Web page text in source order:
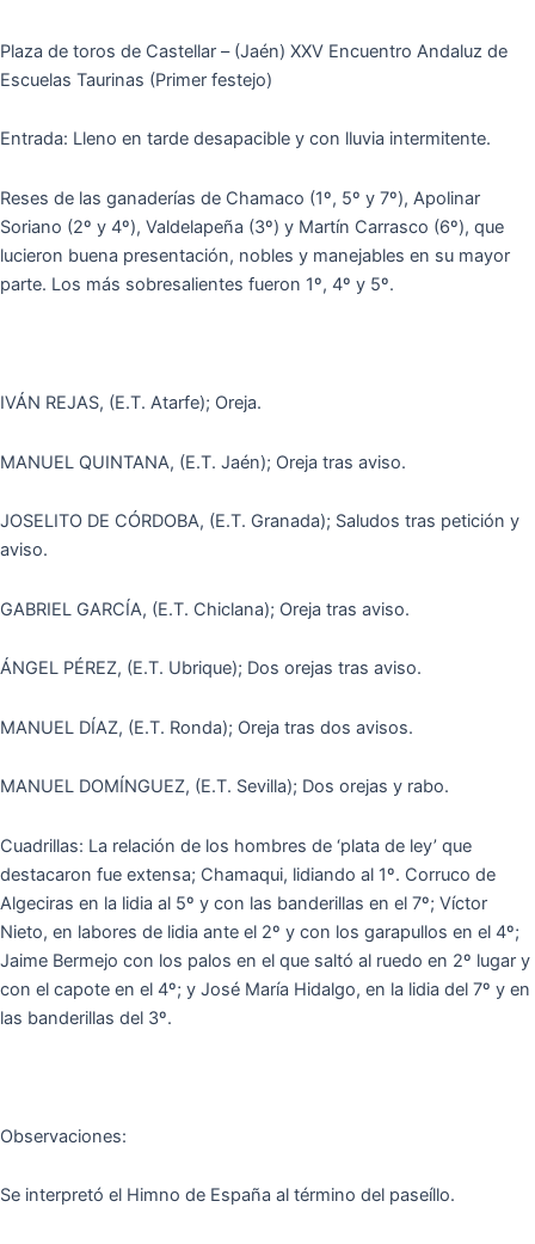
Plaza de toros de Castellar – (Jaén) XXV Encuentro Andaluz de
Escuelas Taurinas (Primer festejo)
Entrada: Lleno en tarde desapacible y con lluvia intermitente.
Reses de las ganaderías de Chamaco (1º, 5º y 7º), Apolinar
Soriano (2º y 4º), Valdelapeña (3º) y Martín Carrasco (6º), que
lucieron buena presentación, nobles y manejables en su mayor
parte. Los más sobresalientes fueron 1º, 4º y 5º.
IVÁN REJAS, (E.T. Atarfe); Oreja.
MANUEL QUINTANA, (E.T. Jaén); Oreja tras aviso.
JOSELITO DE CÓRDOBA, (E.T. Granada); Saludos tras petición y
aviso.
GABRIEL GARCÍA, (E.T. Chiclana); Oreja tras aviso.
ÁNGEL PÉREZ, (E.T. Ubrique); Dos orejas tras aviso.
MANUEL DÍAZ, (E.T. Ronda); Oreja tras dos avisos.
MANUEL DOMÍNGUEZ, (E.T. Sevilla); Dos orejas y rabo.
Cuadrillas: La relación de los hombres de ‘plata de ley’ que
destacaron fue extensa; Chamaqui, lidiando al 1º. Corruco de
Algeciras en la lidia al 5º y con las banderillas en el 7º; Víctor
Nieto, en labores de lidia ante el 2º y con los garapullos en el 4º;
Jaime Bermejo con los palos en el que saltó al ruedo en 2º lugar y
con el capote en el 4º; y José María Hidalgo, en la lidia del 7º y en
las banderillas del 3º.
Observaciones:
Se interpretó el Himno de España al término del paseíllo.